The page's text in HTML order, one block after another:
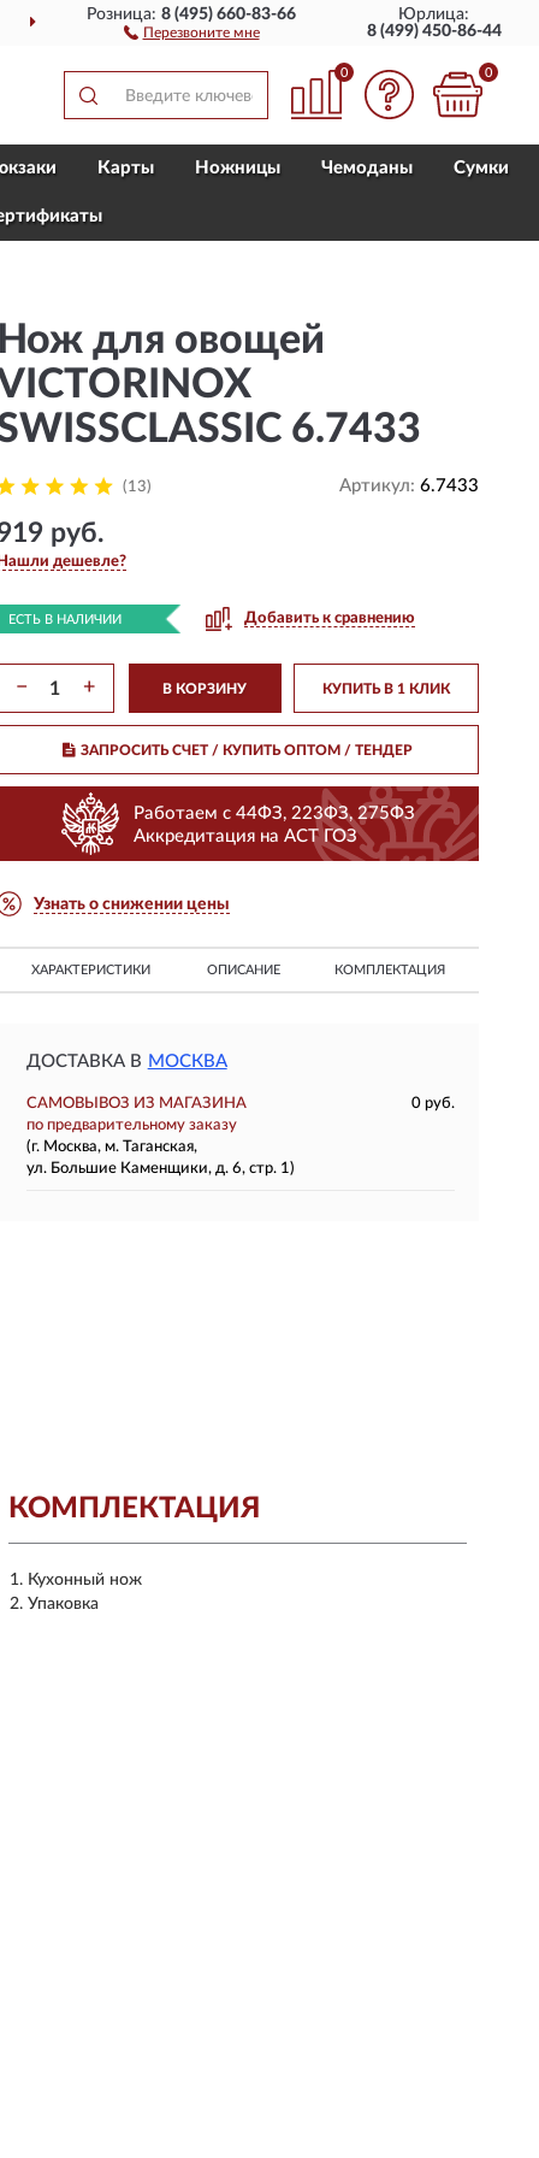
ПО ВСЕЙ РОССИИ
Розница:8 (495) 660-83-66
Перезвоните мне
Юрлица:
8 (499) 450-86-44
0 0
Карты Ножницы Чемоданы Сумки
Нож для овощей
6.7433
(13) Артикул: 6.7433
руб.
Нашли дешевле?
ЕСТЬ В НАЛИЧИИ Добавить к сравнению
− + В КОРЗИНУ КУПИТЬ В 1 КЛИК
ЗАПРОСИТЬ СЧЕТ / КУПИТЬ ОПТОМ/ ТЕНДЕР
Работаем с 44ФЗ, 223ФЗ, 275ФЗ
Аккредитация на АСТ ГОЗ
Узнать о снижении цены
ХАРАКТЕРИСТИКИ ОПИСАНИЕ КОМПЛЕКТАЦИЯ
ДОСТАВКА В МОСКВА
САМОВЫВОЗ ИЗ МАГАЗИНА
0 руб.
по предварительному заказу
(г. Москва, м. Таганская,
ул. Большие Каменщики, д. 6, стр. 1)
КОМПЛЕКТАЦИЯ
Кухонный нож
Упаковка